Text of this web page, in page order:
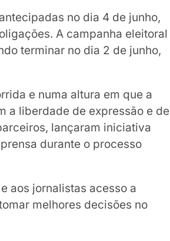
no dia 4 de junho,
A campanha eleitoral
terminar no dia 2 de junho,
e numa altura em que a
a liberdade de expressão e de
lançaram iniciativa
durante o processo
aos jornalistas acesso a
melhores decisões no